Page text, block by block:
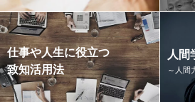
仕事や人生に役立つ
致知活用法
人間
～人間